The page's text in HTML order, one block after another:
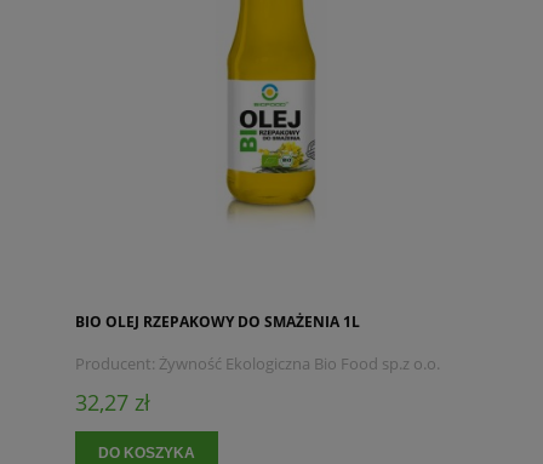
BIO OLEJ RZEPAKOWY DO SMAŻENIA 1L
Producent: Żywność Ekologiczna Bio Food sp.z o.o.
32,27 zł
DO KOSZYKA